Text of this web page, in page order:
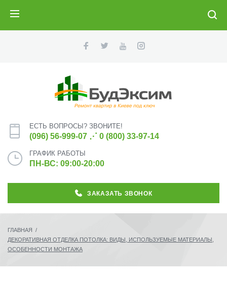
ЕСТЬ ВОПРОСЫ? ЗВОНИТЕ!
(096) 56-999-07 ⋰ 0 (800) 33-97-14
ГРАФИК РАБОТЫ
ПН-ВС: 09:00-20:00
ЗАКАЗАТЬ ЗВОНОК
ГЛАВНАЯ /
ДЕКОРАТИВНАЯ ОТДЕЛКА ПОТОЛКА: ВИДЫ, ИСПОЛЬЗУЕМЫЕ МАТЕРИАЛЫ,
ОСОБЕННОСТИ МОНТАЖА